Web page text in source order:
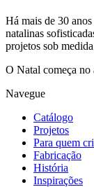
Há mais de 30
natalinas
projetos sob
O Natal começa no
Navegue
Catálogo
Projetos
Para quem
Fabricação
História
Inspirações